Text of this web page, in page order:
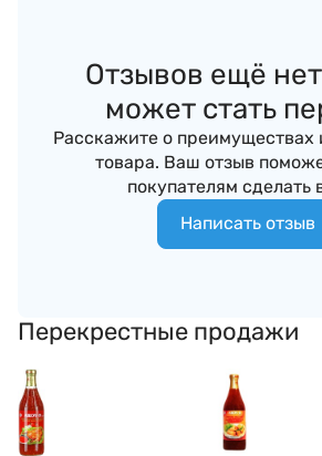
Отзывов ещё
может стать
Расскажите о преимуществах
товара. Ваш отзыв
покупателям сделать
Написать отзыв
Перекрестные продажи